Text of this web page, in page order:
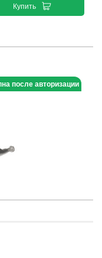
Купить
после авторизации